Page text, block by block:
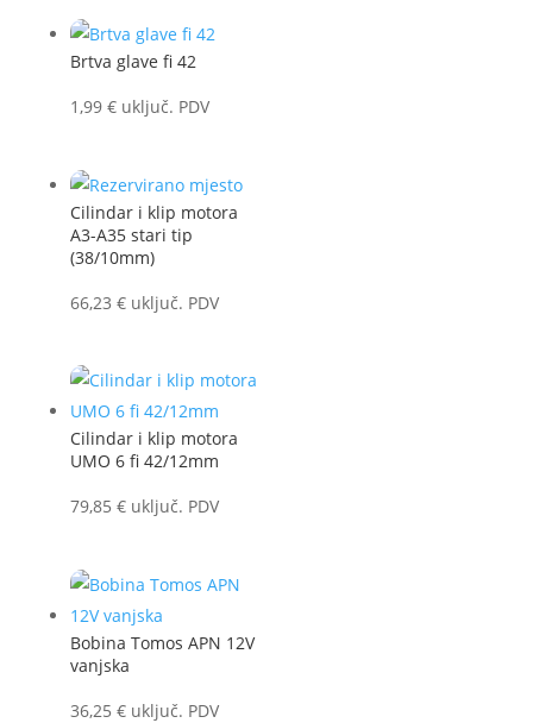
Brtva glave fi 42
1,99 € uključ. PDV
Cilindar i klip motora
A3-A35 stari tip
(38/10mm)
66,23 € uključ. PDV
Cilindar i klip motora
UMO 6 fi 42/12mm
79,85 € uključ. PDV
Bobina Tomos APN 12V
vanjska
36,25 € uključ. PDV